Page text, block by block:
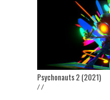
Psychonauts 2 (2021)
/ /